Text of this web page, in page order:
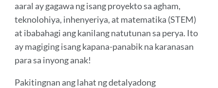
aaral ay gagawa ng isang proyekto sa agham,
teknolohiya, inhenyeriya, at matematika (STEM)
at ibabahagi ang kanilang natutunan sa perya. Ito
ay magiging isang kapana-panabik na karanasan
para sa inyong anak!
Pakitingnan ang lahat ng detalyadong